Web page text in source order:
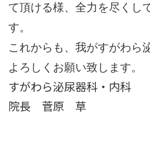
て頂ける様、全力を尽くし
す。
これからも、我がすがわら
よろしくお願い致します。
すがわら泌尿器科・内科
院長 菅原 草